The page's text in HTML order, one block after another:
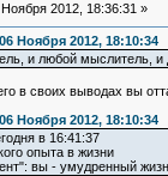
2012, 18:36:31 »
Ноября 2012, 18:10:34
и любой мыслитель,
в своих выводах вы
Ноября 2012, 18:10:34
в 16:41:37
опыта в жизни
вы - умудренный